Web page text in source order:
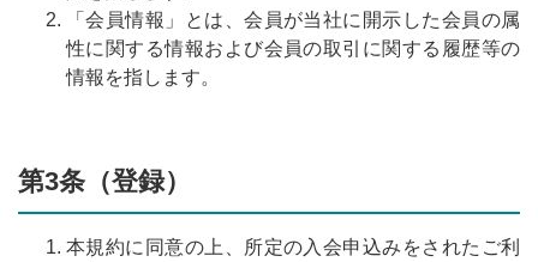
「会員情報」とは、会員が当社に開示した会員の属
性に関する情報および会員の取引に関する履歴等の
情報を指します。
第3条（登録）
本規約に同意の上、所定の入会申込みをされたご利